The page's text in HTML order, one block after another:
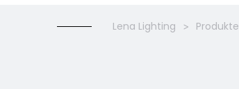
Lena Lighting Produkte